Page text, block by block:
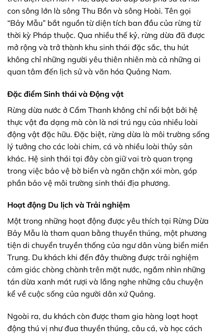
con sông lớn là sông Thu Bồn và sông Hoài. Tên gọi
“Bảy Mẫu” bắt nguồn từ diện tích ban đầu của rừng từ
thời kỳ Pháp thuộc. Qua nhiều thế kỷ, rừng dừa đã được
mở rộng và trở thành khu sinh thái đặc sắc, thu hút
không chỉ những người yêu thiên nhiên mà cả những ai
quan tâm đến lịch sử và văn hóa Quảng Nam.
Đặc điểm Sinh thái và Động vật
Rừng dừa nước ở Cẩm Thanh không chỉ nổi bật bởi hệ
thực vật đa dạng mà còn là nơi trú ngụ của nhiều loài
động vật đặc hữu. Đặc biệt, rừng dừa là môi trường sống
lý tưởng cho các loài chim, cá và nhiều loài thủy sản
khác. Hệ sinh thái tại đây còn giữ vai trò quan trọng
trong việc bảo vệ bờ biển và ngăn chặn xói mòn, góp
phần bảo vệ môi trường sinh thái địa phương.
Hoạt động Du lịch và Trải nghiệm
Một trong những hoạt động được yêu thích tại Rừng Dừa
Bảy Mẫu là tham quan bằng thuyền thúng, một phương
tiện di chuyển truyền thống của ngư dân vùng biển miền
Trung. Du khách khi đến đây thường được trải nghiệm
cảm giác chòng chành trên mặt nước, ngắm nhìn những
tán dừa xanh mát rượi và lắng nghe những câu chuyện
kể về cuộc sống của người dân xứ Quảng.
Ngoài ra, du khách còn được tham gia hàng loạt hoạt
động thú vị như đua thuyền thúng, câu cá, và học cách